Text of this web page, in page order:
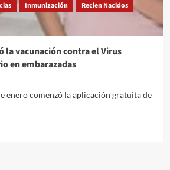
Inmunización
Recien Nacidos
la vacunación contra el Virus
en embarazadas
enero comenzó la aplicación gratuita de